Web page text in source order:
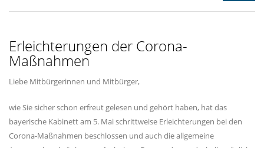
Erleichterungen der Corona-
Maßnahmen
Liebe Mitbürgerinnen und Mitbürger,
wie Sie sicher schon erfreut gelesen und gehört haben, hat das
bayerische Kabinett am 5. Mai schrittweise Erleichterungen bei den
Corona-Maßnahmen beschlossen und auch die allgemeine